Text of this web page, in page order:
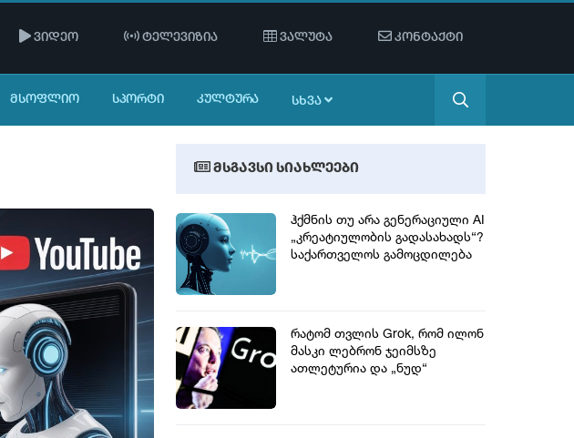
ვიდეო ტელევიზია ვალუტა კონტაქტი
ᲛᲡᲝᲤᲚᲘᲝ ᲡᲞᲝᲠᲢᲘ ᲙᲣᲚᲢᲣᲠᲐ ᲡᲮᲕᲐ
მსგავსი სიახლეები
ჰქმნის თუ არა გენერაციული AI
„კრეატიულობის გადასახადს“?
საქართველოს გამოცდილება
რატომ თვლის Grok, რომ ილონ
მასკი ლებ­რონ ჯე­იმ­სზე
ათლეტურია და „ნუდ“